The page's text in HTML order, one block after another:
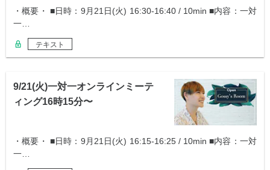
・概要・ ■日時：9月21日(火) 16:30-16:40 / 10min ■内容：一対
一…
テキスト
9/21(火)一対一オンラインミーテ
ィング16時15分〜
・概要・ ■日時：9月21日(火) 16:15-16:25 / 10min ■内容：一対
一…